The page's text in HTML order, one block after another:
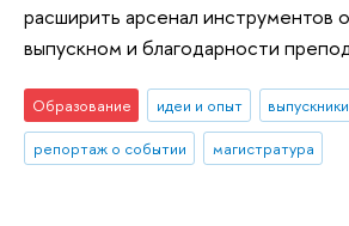
расширить арсенал инструментов
выпускном и благодарности
Образование идеи и опыт
выпускники
репортаж о событии
магистратура